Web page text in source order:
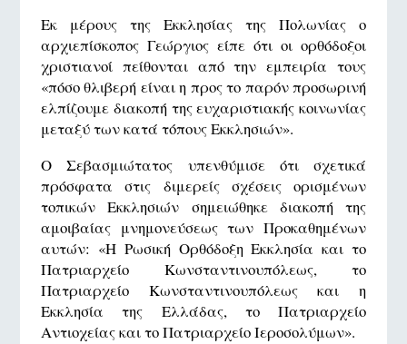
Εκ μέρους της Εκκλησίας της Πολωνίας ο
αρχιεπίσκοπος Γεώργιος είπε ότι οι ορθόδοξοι
χριστιανοί πείθονται από την εμπειρία τους
«πόσο θλιβερή είναι η προς το παρόν προσωρινή
ελπίζουμε διακοπή της ευχαριστιακής κοινωνίας
μεταξύ των κατά τόπους Εκκλησιών».
Ο Σεβασμιώτατος υπενθύμισε ότι σχετικά
πρόσφατα στις διμερείς σχέσεις ορισμένων
τοπικών Εκκλησιών σημειώθηκε διακοπή της
αμοιβαίας μνημονεύσεως των Προκαθημένων
αυτών: «Η Ρωσική Ορθόδοξη Εκκλησία και το
Πατριαρχείο Κωνσταντινουπόλεως, το
Πατριαρχείο Κωνσταντινουπόλεως και η
Εκκλησία της Ελλάδας, το Πατριαρχείο
Αντιοχείας και το Πατριαρχείο Ιεροσολύμων».